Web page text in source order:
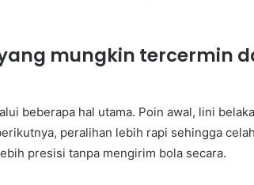
mungkin tercermin
beberapa hal utama. Poin awal, lini
peralihan lebih rapi sehingga celah
presisi tanpa mengirim bola secara.